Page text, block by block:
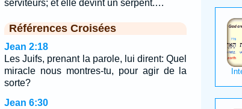
serviteurs; et elle devint un serpent.…
Références Croisées
Jean 2:18
Les Juifs, prenant la parole, lui dirent: Quel
miracle nous montres-tu, pour agir de la
sorte?
Jean 6:30